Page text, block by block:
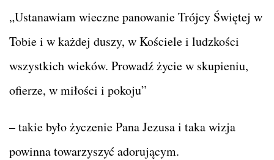
„Ustanawiam wieczne panowanie Trójcy Świętej w
Tobie i w każdej duszy, w Kościele i ludzkości
wszystkich wieków. Prowadź życie w skupieniu,
ofierze, w miłości i pokoju”
– takie było życzenie Pana Jezusa i taka wizja
powinna towarzyszyć adorującym.